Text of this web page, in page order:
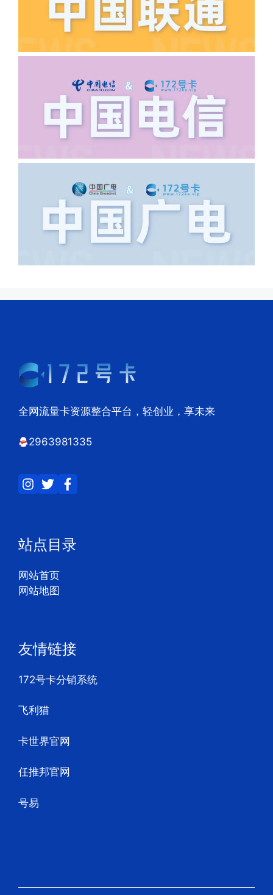
·6.领卡时详细地址怎么写容易通过审核?
答:不要低于6个字。详细地址不要写带有
浦东新区北京路33号，这样的地址就会
导致订单失败，因为在系统审核看来你在
上海怎么又写了个北京，不知道你在哪
里，所以直接订单失败。
全网流量卡资源整合平台，轻创业，享未来
2963981335
站点目录
网站首页
网站地图
友情链接
172号卡分销系统
飞利猫
卡世界官网
任推邦官网
号易